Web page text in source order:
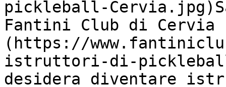
pickleball-
Fantini Club di Cervia
(https://
istruttori-di-
desidera diventare